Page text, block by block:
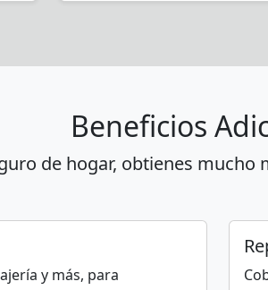
Beneficios
de hogar, obtienes mucho
y más, para